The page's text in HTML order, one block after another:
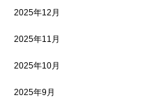
2025年12月
2025年11月
2025年10月
2025年9月